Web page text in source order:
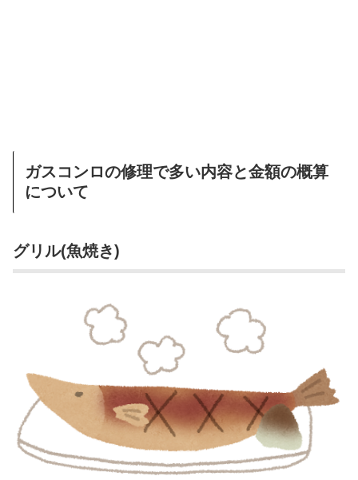
ガスコンロの修理で多い内容と金額の概算
について
グリル(魚焼き)